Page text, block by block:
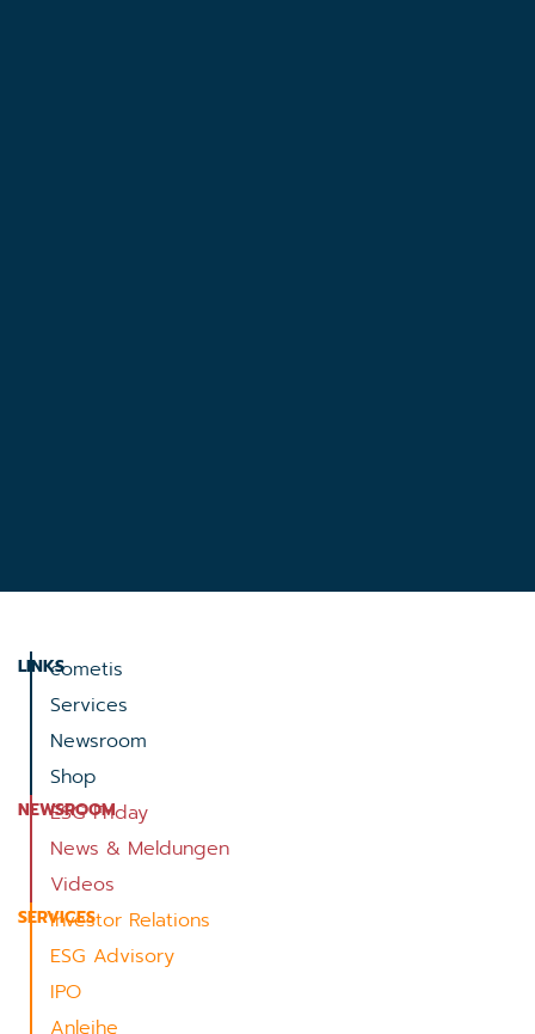
LINKScometis
Services
Newsroom
Shop
NEWSROOM
ESG Friday
News & Meldungen
Videos
SERVICES
Investor Relations
ESG Advisory
IPO